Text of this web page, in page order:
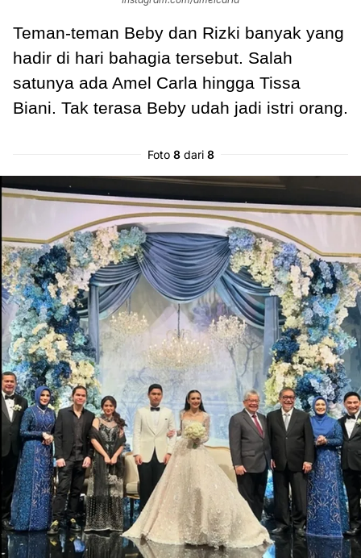
Teman-teman Beby dan Rizki banyak yang
hadir di hari bahagia tersebut. Salah
satunya ada Amel Carla hingga Tissa
Biani. Tak terasa Beby udah jadi istri orang.
Foto 8dari 8